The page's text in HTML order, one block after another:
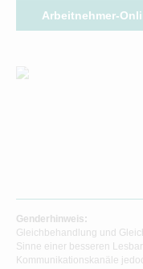
Arbeitnehmer-
Genderhinweis:
Gleichbehandlung und
Sinne einer besseren
Kommunikationskanäle